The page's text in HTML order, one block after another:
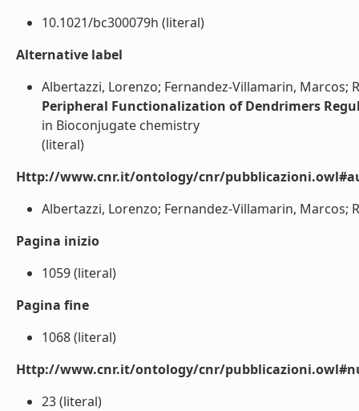
10.1021/bc300079h (literal)
Alternative label
Albertazzi, Lorenzo; Fernandez-Villamarin, Marcos;
Peripheral Functionalization of Dendrimers
in Bioconjugate chemistry
(literal)
Http://www.cnr.it/ontology/cnr/
Albertazzi, Lorenzo; Fernandez-Villamarin, Marcos;
Pagina inizio
1059 (literal)
Pagina fine
1068 (literal)
Http://www.cnr.it/ontology/cnr/
23 (literal)